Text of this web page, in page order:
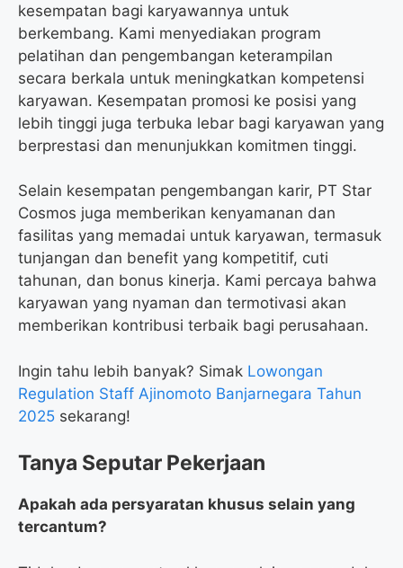
kesempatan bagi karyawannya untuk
berkembang. Kami menyediakan program
pelatihan dan pengembangan keterampilan
secara berkala untuk meningkatkan kompetensi
karyawan. Kesempatan promosi ke posisi yang
lebih tinggi juga terbuka lebar bagi karyawan yang
berprestasi dan menunjukkan komitmen tinggi.
Selain kesempatan pengembangan karir, PT Star
Cosmos juga memberikan kenyamanan dan
fasilitas yang memadai untuk karyawan, termasuk
tunjangan dan benefit yang kompetitif, cuti
tahunan, dan bonus kinerja. Kami percaya bahwa
karyawan yang nyaman dan termotivasi akan
memberikan kontribusi terbaik bagi perusahaan.
Ingin tahu lebih banyak? Simak Lowongan
Regulation Staff Ajinomoto Banjarnegara Tahun
2025 sekarang!
Tanya Seputar Pekerjaan
Apakah ada persyaratan khusus selain yang
tercantum?